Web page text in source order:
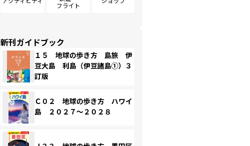
フライト
新刊ガイドブック
１５ 地球の歩き方 島旅 伊
豆大島 利島（伊豆諸島①）３
訂版
Ｃ０２ 地球の歩き方 ハワイ
島 ２０２７～２０２８